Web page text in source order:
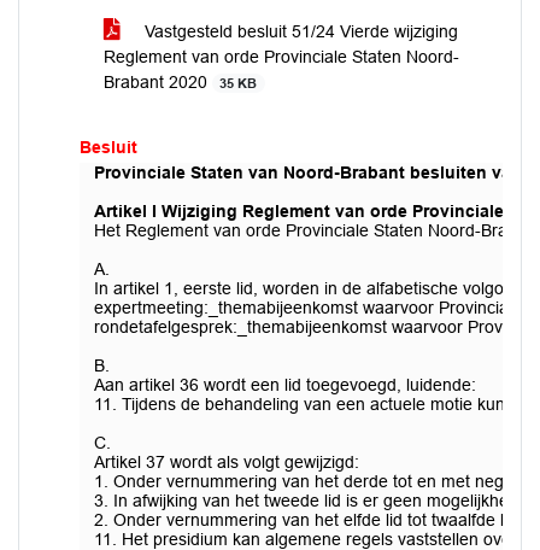
Vastgesteld besluit 51/24 Vierde wijziging
Reglement van orde Provinciale Staten Noord-
Brabant 2020
35 KB
Besluit
Provinciale Staten van Noord-Brabant besluiten vast
Artikel I Wijziging Reglement van orde Provinciale
Het Reglement van orde Provinciale Staten Noord-
A.
In artikel 1, eerste lid, worden in de alfabetische
expertmeeting:_themabijeenkomst waarvoor Provinciale
rondetafelgesprek:_themabijeenkomst waarvoor
B.
Aan artikel 36 wordt een lid toegevoegd, luidende:
11. Tijdens de behandeling van een actuele motie
C.
Artikel 37 wordt als volgt gewijzigd:
1. Onder vernummering van het derde tot en met
3. In afwijking van het tweede lid is er geen mogelijkheid
2. Onder vernummering van het elfde lid tot twaalfde lid
11. Het presidium kan algemene regels vaststellen over